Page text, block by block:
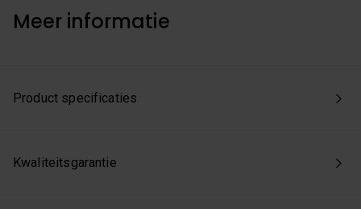
Meer informatie
Product specificaties
Kwaliteitsgarantie